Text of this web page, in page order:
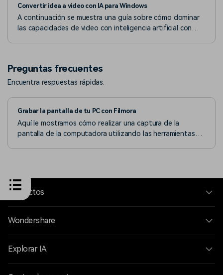
Convertir idea a video con IA para Windows
A continuación se muestra una guía sobre cómo dominar
las capacidades de video con inteligencia artificial con
Preguntas frecuentes
Encuentra respuestas rápidas.
Grabar la pantalla de tu PC con Filmora
Aquí le mostramos cómo realizar una captura de la
pantalla de la computadora utilizando las herramientas
Productos
Wondershare
Explorar IA